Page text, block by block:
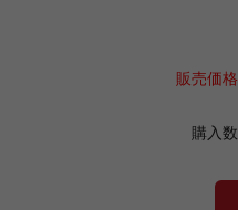
販売価格
購入数